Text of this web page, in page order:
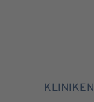
KLINIKEN